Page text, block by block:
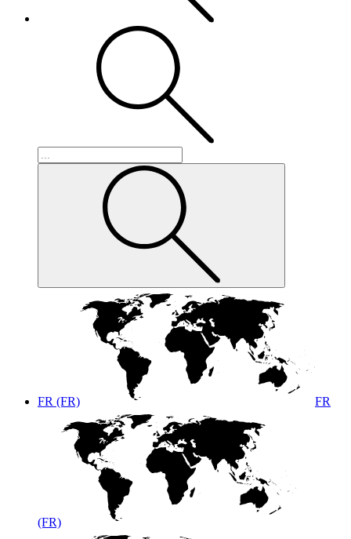
FR (FR) FR
(FR)